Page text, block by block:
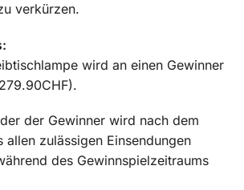
verkürzen.
wird an einen Gewinner
der Gewinner wird nach dem
allen zulässigen Einsendungen
des Gewinnspielzeitraums